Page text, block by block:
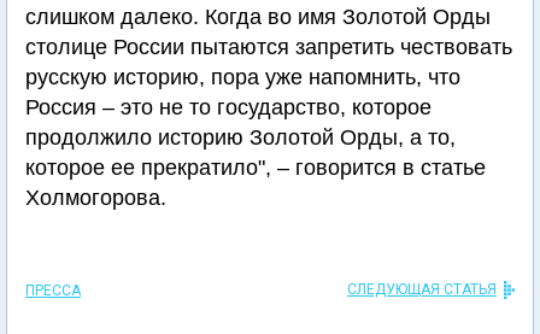
слишком далеко. Когда во имя Золотой Орды
столице России пытаются запретить чествовать
русскую историю, пора уже напомнить, что
Россия – это не то государство, которое
продолжило историю Золотой Орды, а то,
которое ее прекратило", – говорится в статье
Холмогорова.
ПРЕССА СЛЕДУЮЩАЯ СТАТЬЯ